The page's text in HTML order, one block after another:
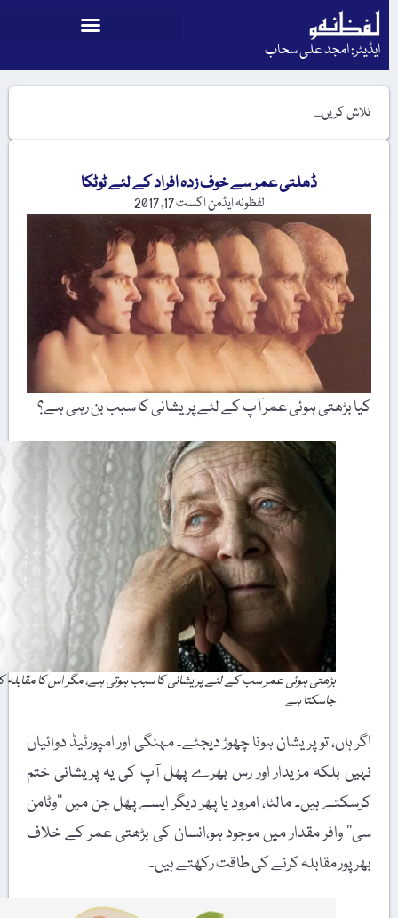
ایڈیٹر: امجد علی سحاب
ڈھلتی عمر سے خوف زدہ افراد کے لئے ٹوٹکا
لفظونہ ایڈمناگست 17, 2017
کیا بڑھتی ہوئی عمر آپ کے لئے پریشانی کا سبب بن رہی ہے؟
بڑھتی ہوئی عمر سب کے لئے پریشانی کا سبب ہوتی ہے، مگر اس کا مقابلہ کیا
جاسکتا ہے
اگر ہاں، تو پریشان ہونا چھوڑ دیجئے۔ مہنگی اور امپورٹیڈ دوائیاں
نہیں بلکہ مزیدار اور رس بھرے پھل آپ کی یہ پریشانی ختم
کرسکتے ہیں۔ مالٹا، امرود یا پھر دیگر ایسے پھل جن میں ’’وٹامن
سی‘‘ وافر مقدار میں موجود ہو،انسان کی بڑھتی عمر کے خلاف
بھرپور مقابلہ کرنے کی طاقت رکھتے ہیں۔